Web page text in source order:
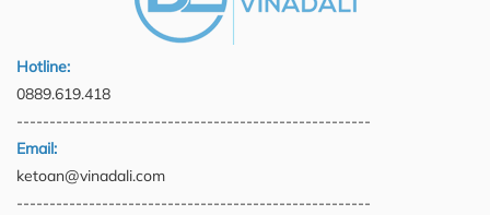
Hotline:
0889.619.418
------------------------------------------------------
Email:
ketoan@vinadali.com
------------------------------------------------------